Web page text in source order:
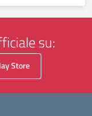
su:
Store